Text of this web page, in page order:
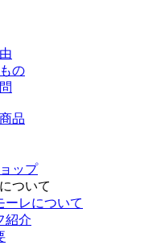
の
品
ップ
ついて
ーレについて
紹介